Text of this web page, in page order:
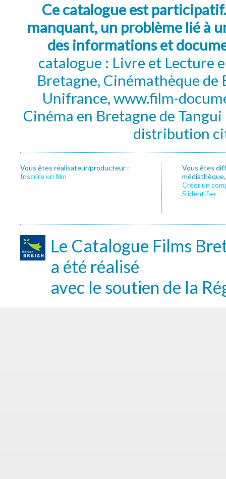
Ce catalogue est
manquant, un problème lié à
des informations et
catalogue : Livre et Lecture
Bretagne, Cinémathèque de
Unifrance, www.film-
Cinéma en Bretagne de
distribution
Vous êtes réalisateur/producteur :
Inscrire un film
Vous êtes
Créer un
S’identifier
Le Catalogue Films
a été réalisé
avec le soutien de la